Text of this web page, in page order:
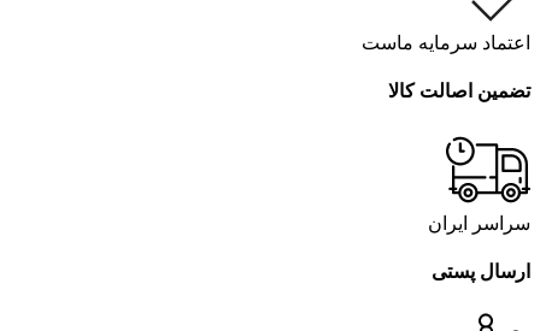
اعتماد سرمایه ماست
تضمین اصالت کالا
سراسر ایران
ارسال پستی